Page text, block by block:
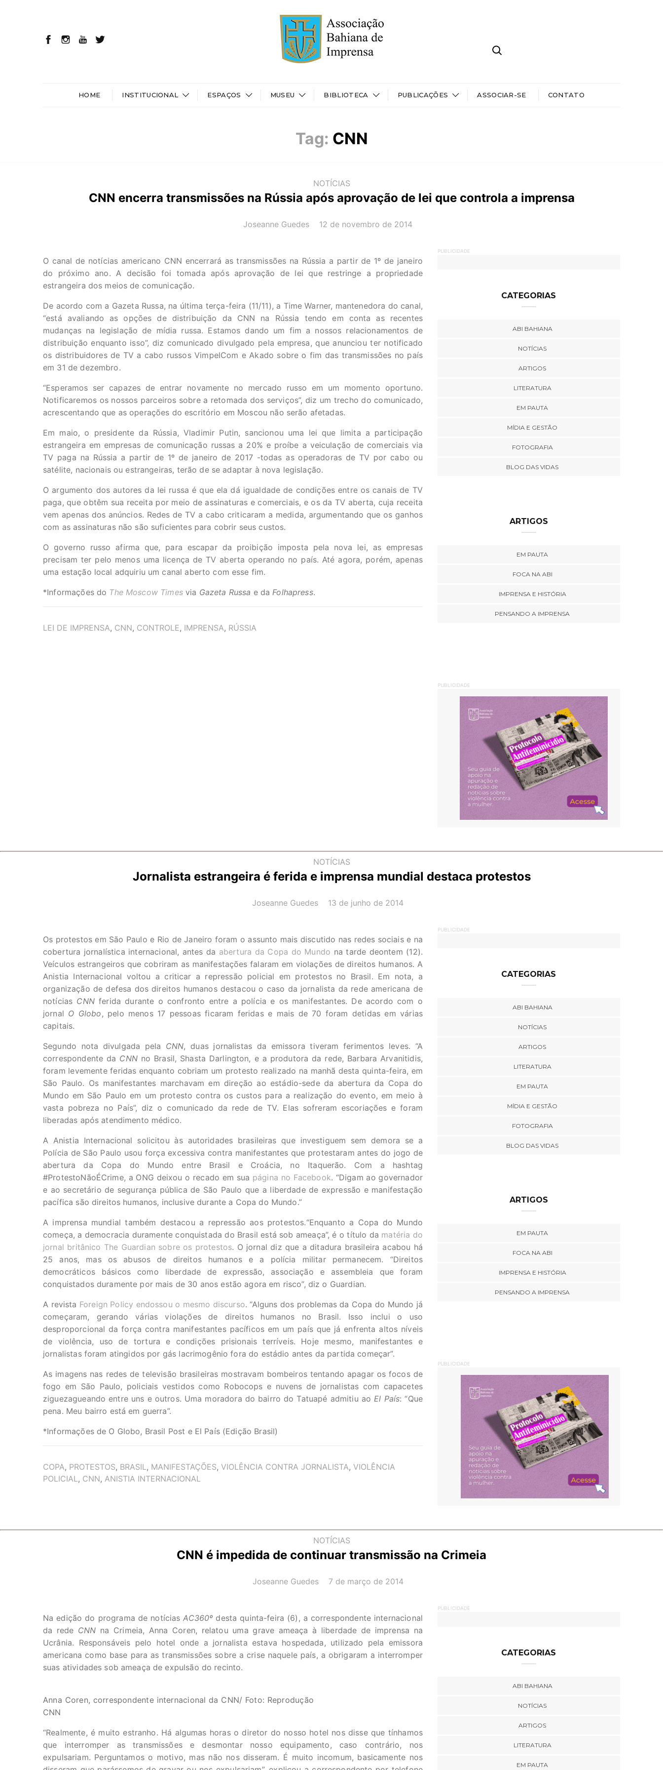
HOME INSTITUCIONAL ESPAÇOS MUSEU BIBLIOTECA PUBLICAÇÕES ASSOCIAR-SE CONTATO
Tag: CNN
NOTÍCIAS
CNN encerra transmissões na Rússia após aprovação de lei que controla a imprensa
AUTOR(A):
Joseanne Guedes DATA:
12 de novembro de 2014
O canal de notícias americano CNN encerrará as transmissões na Rússia a partir de 1º de janeiro
do próximo ano. A decisão foi tomada após aprovação de lei que restringe a propriedade
estrangeira dos meios de comunicação.
De acordo com a Gazeta Russa, na última terça-feira (11/11), a Time Warner, mantenedora do canal,
“está avaliando as opções de distribuição da CNN na Rússia tendo em conta as recentes
mudanças na legislação de mídia russa. Estamos dando um fim a nossos relacionamentos de
distribuição enquanto isso”, diz comunicado divulgado pela empresa, que anunciou ter notificado
os distribuidores de TV a cabo russos VimpelCom e Akado sobre o fim das transmissões no país
em 31 de dezembro.
“Esperamos ser capazes de entrar novamente no mercado russo em um momento oportuno.
Notificaremos os nossos parceiros sobre a retomada dos serviços”, diz um trecho do comunicado,
acrescentando que as operações do escritório em Moscou não serão afetadas.
Em maio, o presidente da Rússia, Vladimir Putin, sancionou uma lei que limita a participação
estrangeira em empresas de comunicação russas a 20% e proíbe a veiculação de comerciais via
TV paga na Rússia a partir de 1º de janeiro de 2017 -todas as operadoras de TV por cabo ou
satélite, nacionais ou estrangeiras, terão de se adaptar à nova legislação.
O argumento dos autores da lei russa é que ela dá igualdade de condições entre os canais de TV
paga, que obtêm sua receita por meio de assinaturas e comerciais, e os da TV aberta, cuja receita
vem apenas dos anúncios. Redes de TV a cabo criticaram a medida, argumentando que os ganhos
com as assinaturas não são suficientes para cobrir seus custos.
O governo russo afirma que, para escapar da proibição imposta pela nova lei, as empresas
precisam ter pelo menos uma licença de TV aberta operando no país. Até agora, porém, apenas
uma estação local adquiriu um canal aberto com esse fim.
*Informações do The Moscow Timesvia Gazeta Russa e da Folhapress.
TAGS
LEI DE IMPRENSA, CNN, CONTROLE, IMPRENSA, RÚSSIA
PUBLICIDADE
CATEGORIAS
ABI BAHIANA
NOTÍCIAS
ARTIGOS
LITERATURA
EM PAUTA
MÍDIA E GESTÃO
FOTOGRAFIA
BLOG DAS VIDAS
ARTIGOS
EM PAUTA
FOCA NA ABI
IMPRENSA E HISTÓRIA
PENSANDO A IMPRENSA
PUBLICIDADE
NOTÍCIAS
Jornalista estrangeira é ferida e imprensa mundial destaca protestos
AUTOR(A):
Joseanne Guedes DATA:
13 de junho de 2014
Os protestos em São Paulo e Rio de Janeiro foram o assunto mais discutido nas redes sociais e na
cobertura jornalística internacional, antes da abertura da Copa do Mundo na tarde deontem (12).
Veículos estrangeiros que cobriram as manifestações falaram em violações de direitos humanos. A
Anistia Internacional voltou a criticar a repressão policial em protestos no Brasil. Em nota, a
organização de defesa dos direitos humanos destacou o caso da jornalista da rede americana de
notícias CNNferida durante o confronto entre a polícia e os manifestantes. De acordo com o
jornal O Globo, pelo menos 17 pessoas ficaram feridas e mais de 70 foram detidas em várias
capitais.
Segundo nota divulgada pela CNN, duas jornalistas da emissora tiveram ferimentos leves. “A
correspondente da CNNno Brasil, Shasta Darlington, e a produtora da rede, Barbara Arvanitidis,
foram levemente feridas enquanto cobriam um protesto realizado na manhã desta quinta-feira, em
São Paulo. Os manifestantes marchavam em direção ao estádio-sede da abertura da Copa do
Mundo em São Paulo em um protesto contra os custos para a realização do evento, em meio à
vasta pobreza no País”, diz o comunicado da rede de TV. Elas sofreram escoriações e foram
liberadas após atendimento médico.
A Anistia Internacional solicitou às autoridades brasileiras que investiguem sem demora se a
Polícia de São Paulo usou força excessiva contra manifestantes que protestaram antes do jogo de
abertura da Copa do Mundo entre Brasil e Croácia, no Itaquerão. Com a hashtag
#ProtestoNãoÉCrime, a ONG deixou o recado em sua página no Facebook. “Digam ao governador
e ao secretário de segurança pública de São Paulo que a liberdade de expressão e manifestação
pacífica são direitos humanos, inclusive durante a Copa do Mundo.”
A imprensa mundial também destacou a repressão aos protestos.“Enquanto a Copa do Mundo
começa, a democracia duramente conquistada do Brasil está sob ameaça”, é o título da matéria do
jornal britânico The Guardian sobre os protestos. O jornal diz que a ditadura brasileira acabou há
25 anos, mas os abusos de direitos humanos e a polícia militar permanecem. “Direitos
democráticos básicos como liberdade de expressão, associação e assembleia que foram
conquistados duramente por mais de 30 anos estão agora em risco”, diz o Guardian.
A revista Foreign Policy endossou o mesmo discurso. “Alguns dos problemas da Copa do Mundo já
começaram, gerando várias violações de direitos humanos no Brasil. Isso inclui o uso
desproporcional da força contra manifestantes pacíficos em um país que já enfrenta altos níveis
de violência, uso de tortura e condições prisionais terríveis. Hoje mesmo, manifestantes e
jornalistas foram atingidos por gás lacrimogênio fora do estádio antes da partida começar”.
As imagens nas redes de televisão brasileiras mostravam bombeiros tentando apagar os focos de
fogo em São Paulo, policiais vestidos como Robocops e nuvens de jornalistas com capacetes
ziguezagueando entre uns e outros. Uma moradora do bairro do Tatuapé admitiu aoEl País: “Que
pena. Meu bairro está em guerra”.
*Informações de O Globo, Brasil Post e El País (Edição Brasil)
TAGS
COPA, PROTESTOS, BRASIL, MANIFESTAÇÕES, VIOLÊNCIA CONTRA JORNALISTA, VIOLÊNCIA
POLICIAL, CNN, ANISTIA INTERNACIONAL
PUBLICIDADE
CATEGORIAS
ABI BAHIANA
NOTÍCIAS
ARTIGOS
LITERATURA
EM PAUTA
MÍDIA E GESTÃO
FOTOGRAFIA
BLOG DAS VIDAS
ARTIGOS
EM PAUTA
FOCA NA ABI
IMPRENSA E HISTÓRIA
PENSANDO A IMPRENSA
PUBLICIDADE
NOTÍCIAS
CNN é impedida de continuar transmissão na Crimeia
AUTOR(A):
Joseanne Guedes DATA:
7 de março de 2014
Na edição do programa de notíciasAC360º desta quinta-feira (6), a correspondente internacional
da rede CNN na Crimeia, Anna Coren, relatou uma grave ameaça à liberdade de imprensa na
Ucrânia. Responsáveis pelo hotel onde a jornalista estava hospedada, utilizado pela emissora
americana como base para as transmissões sobre a crise naquele país, a obrigaram a interromper
suas atividades sob ameaça de expulsão do recinto.
Anna Coren, correspondente internacional da CNN/ Foto: Reprodução
CNN
“Realmente, é muito estranho. Há algumas horas o diretor do nosso hotel nos disse que tínhamos
que interromper as transmissões e desmontar nosso equipamento, caso contrário, nos
expulsariam. Perguntamos o motivo, mas não nos disseram. É muito incomum, basicamente nos
PUBLICIDADE
CATEGORIAS
ABI BAHIANA
NOTÍCIAS
ARTIGOS
LITERATURA
EM PAUTA